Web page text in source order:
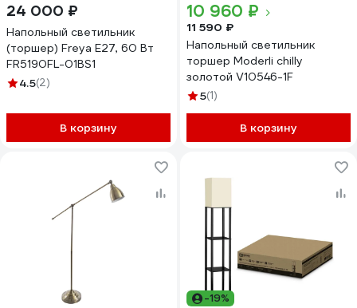
24 000 ₽
Напольный светильник
(торшер) Freya E27, 60 Вт
FR5190FL-01BS1
4.5(2)
В корзину
10 960 ₽
11 590 ₽
Напольный светильник
торшер Moderli chilly
золотой V10546-1F
5(1)
В корзину
-19%